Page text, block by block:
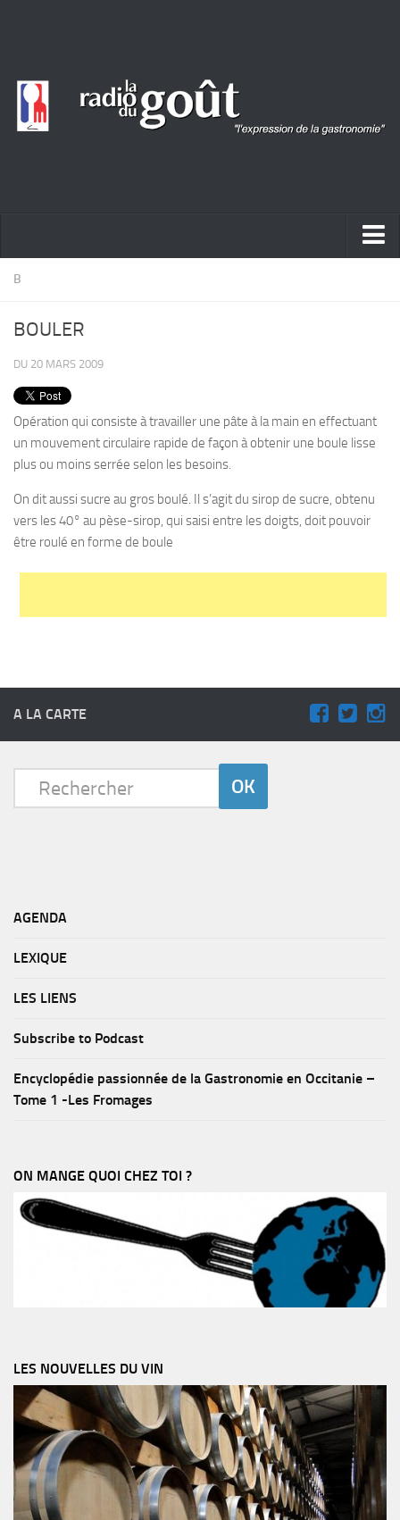
ACTUALITÉ
PRODUITS
RECETTES
Entrées
Plats
B
BOULER
DU 20 MARS 2009
Opération qui consiste à travailler une pâte à la main en effectuant
un mouvement circulaire rapide de façon à obtenir une boule lisse
plus ou moins serrée selon les besoins.
On dit aussi sucre au gros boulé. Il s’agit du sirop de sucre, obtenu
vers les 40° au pèse-sirop, qui saisi entre les doigts, doit pouvoir
être roulé en forme de boule
A LA CARTE
AGENDA
LEXIQUE
LES LIENS
Subscribe to Podcast
Encyclopédie passionnée de la Gastronomie en Occitanie –
Tome 1 -Les Fromages
ON MANGE QUOI CHEZ TOI ?
LES NOUVELLES DU VIN